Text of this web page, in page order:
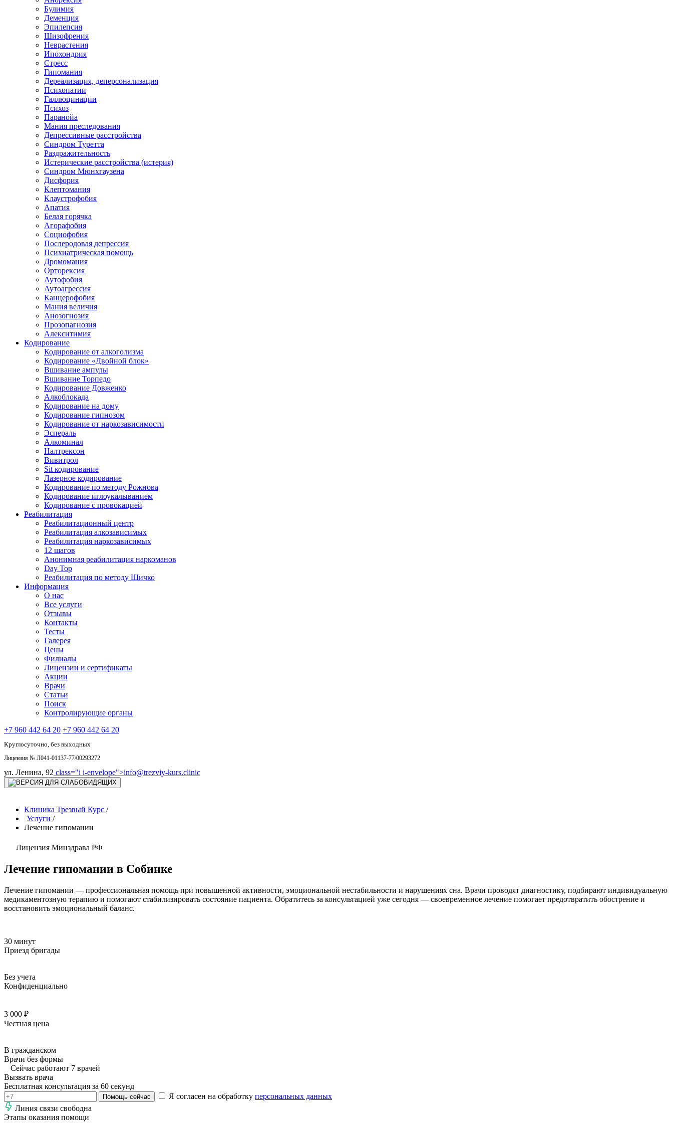
Булимия
Деменция
Эпилепсия
Шизофрения
Неврастения
Ипохондрия
Стресс
Гипомания
Дереализация, деперсонализация
Психопатии
Галлюцинации
Психоз
Паранойа
Мания преследования
Депрессивные расстройства
Синдром Туретта
Раздражительность
Истерические расстройства (истерия)
Синдром Мюнхгаузена
Дисфория
Клептомания
Клаустрофобия
Апатия
Белая горячка
Агорафобия
Социофобия
Послеродовая депрессия
Психиатрическая помощь
Дромомания
Орторексия
Аутофобия
Аутоагрессия
Канцерофобия
Мания величия
Анозогнозия
Прозопагнозия
Алекситимия
Кодирование
Кодирование от алкоголизма
Кодирование «Двойной блок»
Вшивание ампулы
Вшивание Торпедо
Кодирование Довженко
Алкоблокада
Кодирование на дому
Кодирование гипнозом
Кодирование от наркозависимости
Эспераль
Алкоминал
Налтрексон
Вивитрол
Sit кодирование
Лазерное кодирование
Кодирование по методу Рожнова
Кодирование иглоукалыванием
Кодирование с провокацией
Реабилитация
Реабилитационный центр
Реабилитация алкозависимых
Реабилитация наркозависимых
12 шагов
Анонимная реабилитация наркоманов
Day Top
Реабилитация по методу Шичко
Информация
О нас
Все услуги
Отзывы
Контакты
Тесты
Галерея
Цены
Филиалы
Лицензии и сертификаты
Акции
Врачи
Статьи
Поиск
Контролирующие органы
+7 960 442 64 20 +7 960 442 64 20
Круглосуточно, без выходных
Лицензия № Л041-01137-77/00293272
ул. Ленина, 92 class="i i-envelope">info@trezviy-kurs.clinic
Клиника Трезвый Курс /
Услуги /
Лечение гипомании
Лицензия Минздрава РФ
Лечение гипомании в Собинке
Лечение гипомании — профессиональная помощь при повышенной активности, эмоциональной нестабильности и нарушениях сна. Врачи проводят диагностику, подбирают индивидуальную
медикаментозную терапию и помогают стабилизировать состояние пациента. Обратитесь за консультацией уже сегодня — своевременное лечение помогает предотвратить обострение и
восстановить эмоциональный баланс.
30 минут
Приезд бригады
Без учета
Конфиденциально
3 000 ₽
Честная цена
В гражданском
Врачи без формы
Сейчас работают 7 врачей
Вызвать врача
Бесплатная консультация за 60 секунд
Помощь сейчас Я согласен на обработку персональных данных
Линия связи свободна
Этапы оказания помощи